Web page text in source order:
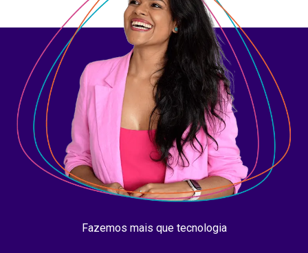
Fazemos mais que tecnologia